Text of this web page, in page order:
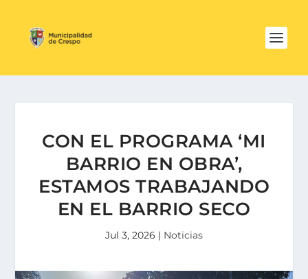
CON EL PROGRAMA ‘MI
BARRIO EN OBRA’,
ESTAMOS TRABAJANDO
EN EL BARRIO SECO
Jul 3, 2026 | Noticias